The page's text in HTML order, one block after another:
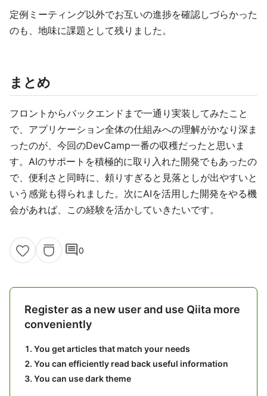
定例ミーティング以外でお互いの進捗を確認しづらかった
のも、地味に課題として残りました。
まとめ
フロントからバックエンドまで一通り実装してみたこと
で、アプリケーション全体の仕組みへの理解がかなり深ま
ったのが、今回のDevCamp一番の収穫だったと思いま
す。AIのサポートを積極的に取り入れた開発でもあったの
で、便利さと同時に、頼りすぎると見落としが出やすいと
いう感覚も得られました。次にAIを活用した開発をやる機
会があれば、この経験を活かしていきたいです。
comment0
Register as a new user and use Qiita more
conveniently
You get articles that match your needs
You can efficiently read back useful information
You can use dark theme